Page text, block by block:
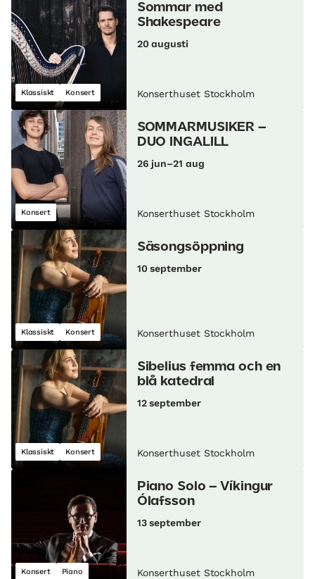
Klassiskt Konsert
Sommar med
Shakespeare
20 augusti
Konserthuset Stockholm
Konsert
SOMMARMUSIKER –
DUO INGALILL
26 jun–21 aug
Konserthuset Stockholm
Klassiskt Konsert
Säsongsöppning
10 september
Konserthuset Stockholm
Klassiskt Konsert
Sibelius femma och en
blå katedral
12 september
Konserthuset Stockholm
Konsert Piano
Piano Solo – Víkingur
Ólafsson
13 september
Konserthuset Stockholm